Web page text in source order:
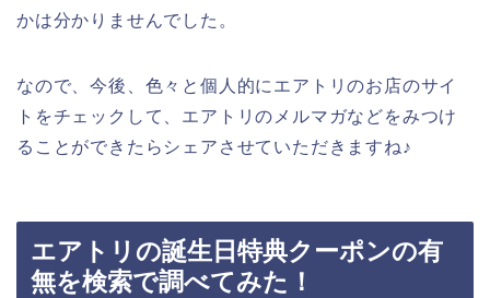
かは分かりませんでした。
なので、今後、色々と個人的にエアトリのお店のサイ
トをチェックして、エアトリのメルマガなどをみつけ
ることができたらシェアさせていただきますね♪
エアトリの誕生日特典クーポンの有
無を検索で調べてみた！